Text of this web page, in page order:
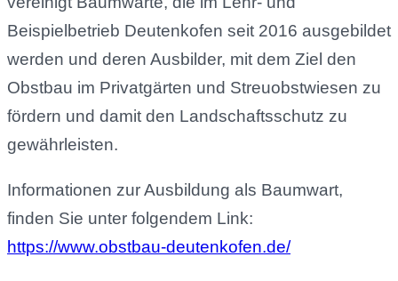
Beispielbetrieb Deutenkofen seit 2016 ausgebildet
werden und deren Ausbilder, mit dem Ziel den
Obstbau im Privatgärten und Streuobstwiesen zu
fördern und damit den Landschaftsschutz zu
gewährleisten.
Informationen zur Ausbildung als Baumwart,
finden Sie unter folgendem Link:
https://www.obstbau-deutenkofen.de/